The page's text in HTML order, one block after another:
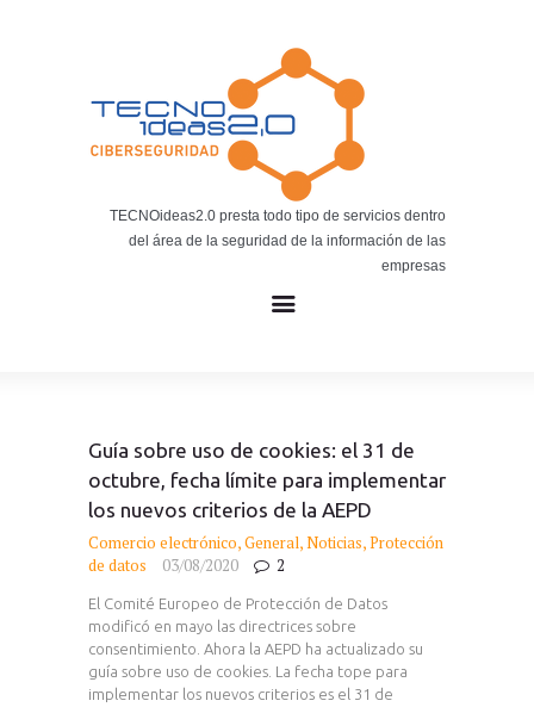
TECNOideas2.0 presta todo tipo de servicios dentro
del área de la seguridad de la información de las
empresas
BLOG TECNOIDEAS
Noticias tecnológicas.
Guía sobre uso de cookies: el 31 de
octubre, fecha límite para implementar
los nuevos criterios de la AEPD
Comercio electrónico,General,Noticias,Protección
de datos
03/08/2020 2
El Comité Europeo de Protección de Datos
modificó en mayo las directrices sobre
consentimiento. Ahora la AEPD ha actualizado su
guía sobre uso de cookies. La fecha tope para
implementar los nuevos criterios es el 31 de